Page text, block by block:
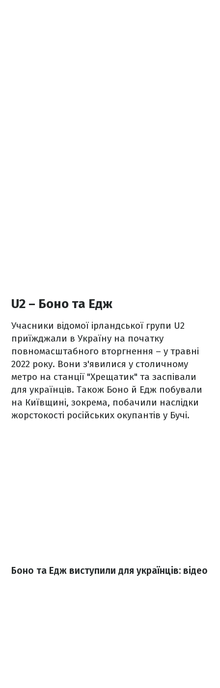
U2 – Боно та Едж
Учасники відомої ірландської групи U2
приїжджали в Україну на початку
повномасштабного вторгнення – у травні
2022 року. Вони з'явилися у столичному
метро на станції "Хрещатик" та заспівали
для українців. Також Боно й Едж побували
на Київщині, зокрема, побачили наслідки
жорстокості російських окупантів у Бучі.
Боно та Едж виступили для українців: відео